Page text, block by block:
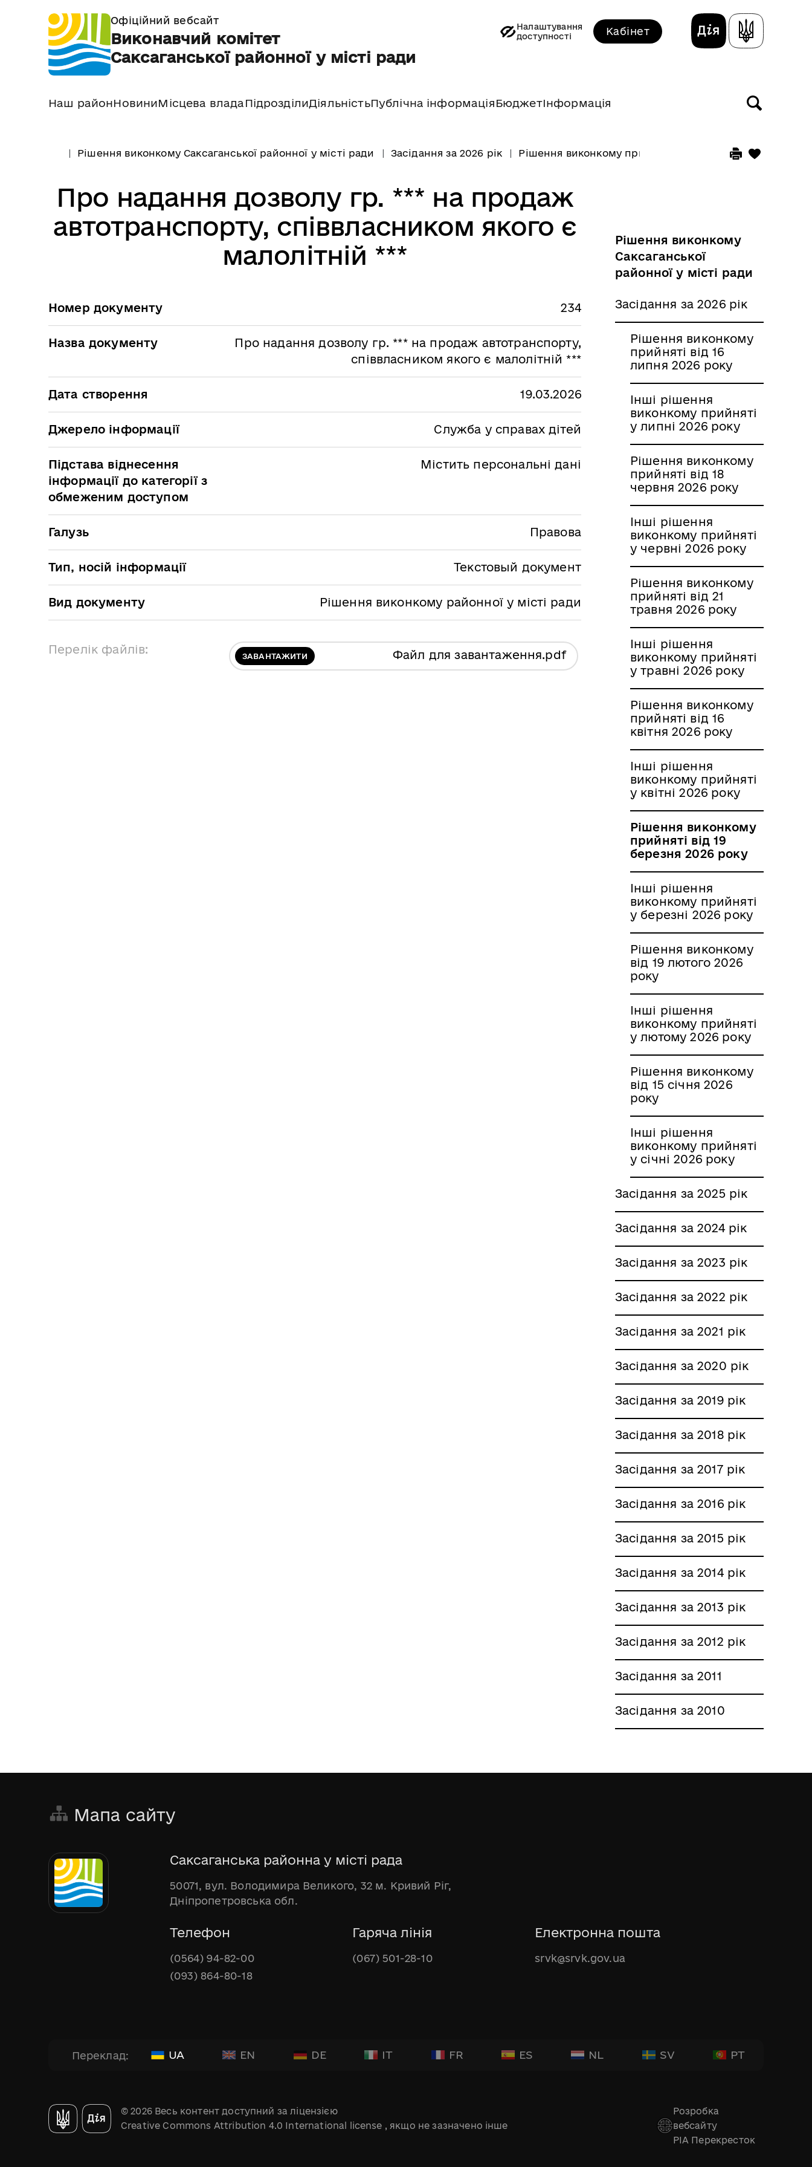
Офіційний вебсайт
Виконавчий комітет
Саксаганської районної у місті ради
Налаштування
доступності
Кабінет
Наш районНовиниМісцева влада ПідрозділиДіяльністьПублічна інформація БюджетІнформація
Рішення виконкому Саксаганської районної у місті ради Засідання за 2026 рік Рішення виконкому прийняті від 19 березня 2026 року
Про надання дозволу гр. *** на продаж
автотранспорту, співвласником якого є
малолітній ***
Номер документу 234
Назва документу
Про надання дозволу гр. *** на продаж автотранспорту,
співвласником якого є малолітній ***
Дата створення 19.03.2026
Джерело інформації Служба у справах дітей
Підстава віднесення
інформації до категорії з
обмеженим доступом
Містить персональні дані
Галузь Правова
Тип, носій інформації Текстовый документ
Вид документу Рішення виконкому районної у місті ради
Перелік файлів: ЗАВАНТАЖИТИ Файл для завантаження.pdf
Рішення виконкому
Саксаганської
районної у місті ради
Засідання за 2026 рік
Рішення виконкому
прийняті від 16
липня 2026 року
Інші рішення
виконкому прийняті
у липні 2026 року
Рішення виконкому
прийняті від 18
червня 2026 року
Інші рішення
виконкому прийняті
у червні 2026 року
Рішення виконкому
прийняті від 21
травня 2026 року
Інші рішення
виконкому прийняті
у травні 2026 року
Рішення виконкому
прийняті від 16
квітня 2026 року
Інші рішення
виконкому прийняті
у квітні 2026 року
Рішення виконкому
прийняті від 19
березня 2026 року
Інші рішення
виконкому прийняті
у березні 2026 року
Рішення виконкому
від 19 лютого 2026
року
Інші рішення
виконкому прийняті
у лютому 2026 року
Рішення виконкому
від 15 січня 2026
року
Інші рішення
виконкому прийняті
у січні 2026 року
Засідання за 2025 рік
Засідання за 2024 рік
Засідання за 2023 рік
Засідання за 2022 рік
Засідання за 2021 рік
Засідання за 2020 рік
Засідання за 2019 рік
Засідання за 2018 рік
Засідання за 2017 рік
Засідання за 2016 рік
Засідання за 2015 рік
Засідання за 2014 рік
Засідання за 2013 рік
Засідання за 2012 рік
Засідання за 2011
Засідання за 2010
Мапа сайту
Саксаганська районна у місті рада
50071, вул. Володимира Великого, 32 м. Кривий Ріг,
Дніпропетровська обл.
Телефон
(0564) 94-82-00
(093) 864-80-18
Гаряча лінія
(067) 501-28-10
Електронна пошта
srvk@srvk.gov.ua
Переклад: UA EN DE IT FR ES NL SV PT
© 2026 Весь контент доступний за ліцензією
Creative Commons Attribution 4.0 International license , якщо не зазначено інше
Розробка
вебсайту
РІА Перекресток